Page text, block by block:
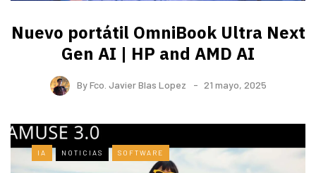
Nuevo portátil OmniBook Ultra ​Next
Gen AI | HP and AMD AI
ByFco. Javier Blas Lopez 21 mayo, 2025
IA NOTICIAS SOFTWARE